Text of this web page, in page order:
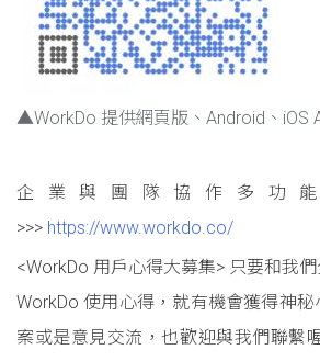
▲WorkDo 提供網頁版、Android、iOS
企業與團隊協作多功能
>>> https://www.workdo.co/
<WorkDo 用戶心得大募集> 只要和我
WorkDo 使用心得，就有機會獲得神
案或是意見交流，也歡迎與我們聯繫